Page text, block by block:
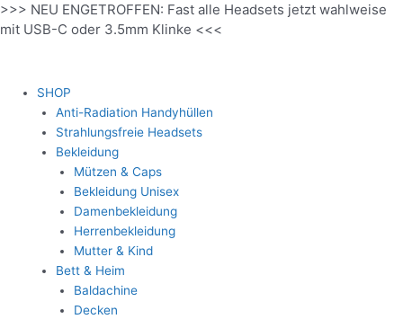
Zum
Inhalt
>>> NEU ENGETROFFEN: Fast alle Headsets jetzt wahlweise
mit USB-C oder 3.5mm Klinke <<<
SHOP
Anti-Radiation Handyhüllen
Strahlungsfreie Headsets
Bekleidung
Mützen & Caps
Bekleidung Unisex
Damenbekleidung
Herrenbekleidung
Mutter & Kind
Bett & Heim
Baldachine
Decken